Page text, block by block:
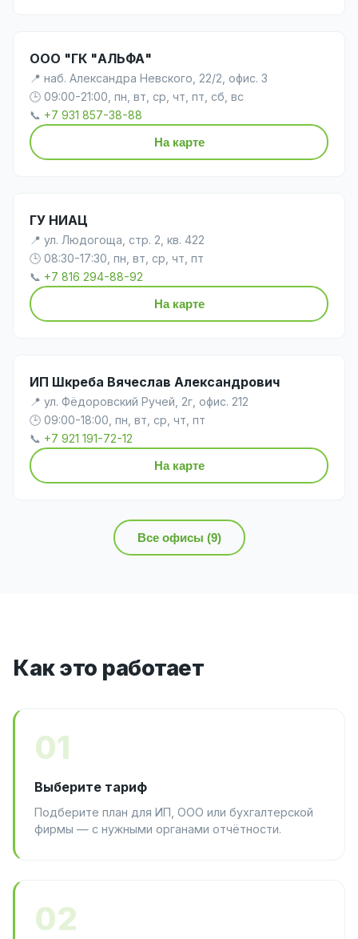
ООО "ГК "АЛЬФА"
📍 наб. Александра Невского, 22/2, офис. 3
🕒 09:00-21:00, пн, вт, ср, чт, пт, сб, вс
📞 +7 931 857-38-88
На карте
ГУ НИАЦ
📍 ул. Людогоща, стр. 2, кв. 422
🕒 08:30-17:30, пн, вт, ср, чт, пт
📞 +7 816 294-88-92
На карте
ИП Шкреба Вячеслав Александрович
📍 ул. Фёдоровский Ручей, 2г, офис. 212
🕒 09:00-18:00, пн, вт, ср, чт, пт
📞 +7 921 191-72-12
На карте
Все офисы (9)
Как это работает
01
Выберите тариф
Подберите план для ИП, ООО или бухгалтерской
фирмы — с нужными органами отчётности.
02